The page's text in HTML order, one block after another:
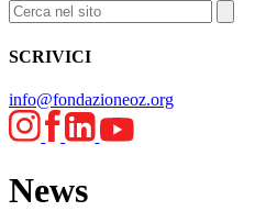
SCRIVICI
info@fondazioneoz.org
News